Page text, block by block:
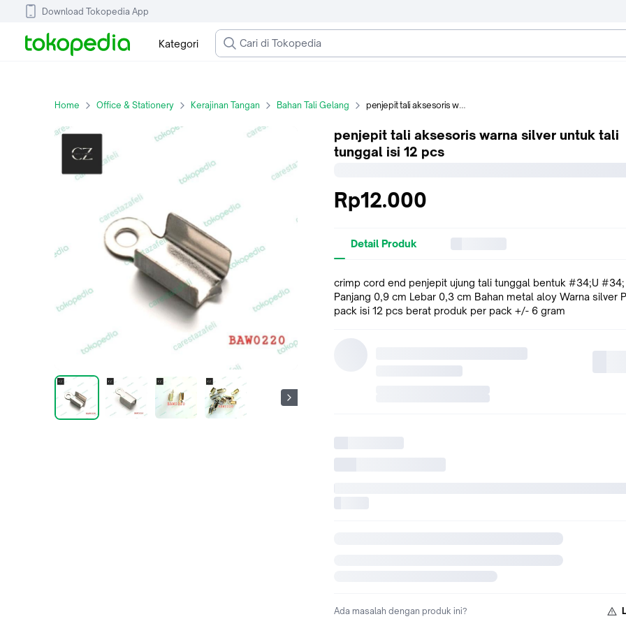
Download Tokopedia App
Kategori
Home Office & Stationery Kerajinan Tangan Bahan Tali Gelang penjepit tali aksesoris warna silver untuk tali tunggal isi 12 pcs
penjepit tali aksesoris warna silver untuk tali
tunggal isi 12 pcs
Rp12.000
Detail Produk
crimp cord end penjepit ujung tali tunggal bentuk #34;U #34;
Panjang 0,9 cm Lebar 0,3 cm Bahan metal aloy Warna silver
pack isi 12 pcs berat produk per pack +/- 6 gram
Ada masalah dengan produk ini?